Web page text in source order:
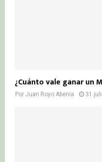
¿Cuánto vale ganar un
Por Juan Royo Abenia 31